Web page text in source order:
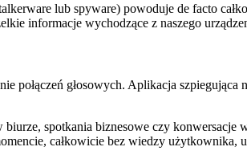
lub spyware) powoduje de facto
informacje wychodzące z naszego
połączeń głosowych. Aplikacja
spotkania biznesowe czy konwersacje
całkowicie bez wiedzy użytkownika,